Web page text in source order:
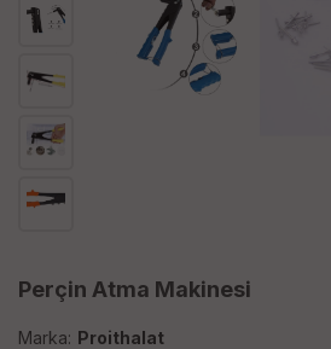
Perçin Atma Makinesi
Marka: Proithalat